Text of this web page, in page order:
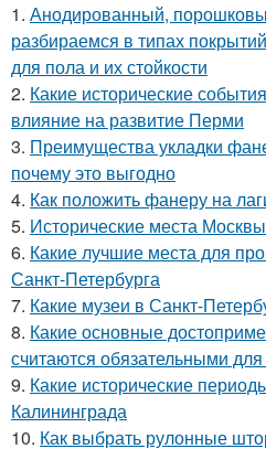
1. Анодированный,
разбираемся в типах
для пола и их стойкости
2. Какие исторические
влияние на развитие Перми
3. Преимущества укладки
почему это выгодно
4. Как положить фанеру на
5. Исторические места
6. Какие лучшие места для
Санкт-Петербурга
7. Какие музеи в Санкт-
8. Какие основные
считаются обязательными
9. Какие исторические
Калининграда
10. Как выбрать рулонные